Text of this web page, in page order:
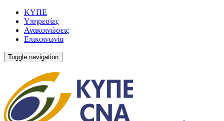
ΚΥΠΕ
Υπηρεσίες
Ανακοινώσεις
Επικοινωνία
Toggle navigation